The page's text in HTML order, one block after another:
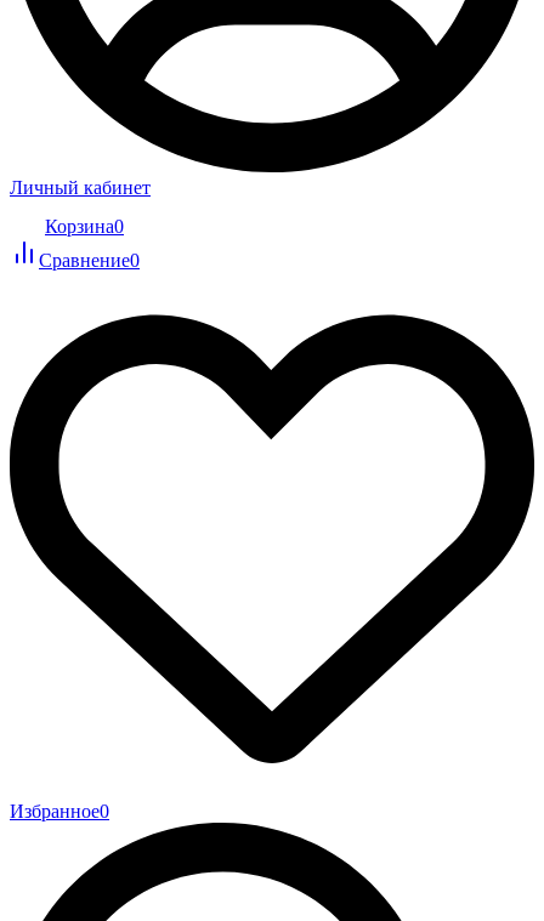
Личный кабинет
Корзина0
Сравнение0
Избранное0